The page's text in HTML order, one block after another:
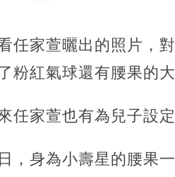
任家萱曬出的照片，
粉紅氣球還有腰果的
任家萱也有為兒子設
，身為小壽星的腰果